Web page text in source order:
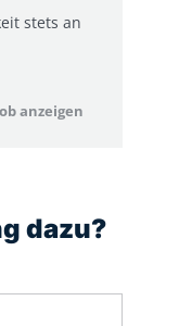
stets an
anzeigen
dazu?